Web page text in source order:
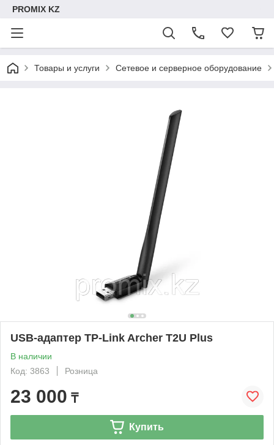
PROMIX KZ
Товары и услуги Сетевое и серверное оборудование
USB-адаптер TP-Link Archer T2U Plus
В наличии
Код: 3863
Розница
23 000 ₸
Купить